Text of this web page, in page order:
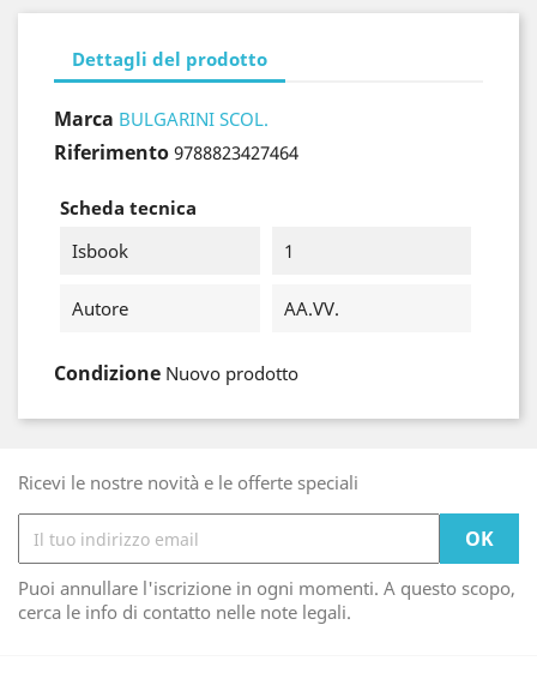
Dettagli del prodotto
Marca BULGARINI SCOL.
Riferimento 9788823427464
Scheda tecnica
Isbook
1
Autore AA.VV.
Condizione Nuovo prodotto
Ricevi le nostre novità e le offerte speciali
Puoi annullare l'iscrizione in ogni momenti. A questo scopo,
cerca le info di contatto nelle note legali.